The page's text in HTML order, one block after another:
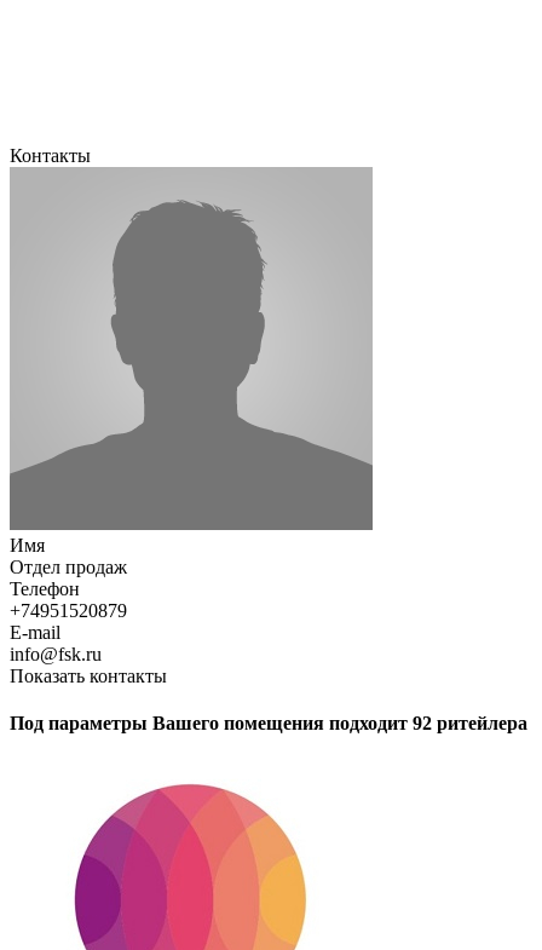
Контакты
Имя
Отдел продаж
Телефон
+74951520879
E-mail
info@fsk.ru
Показать контакты
Под параметры Вашего помещения подходит 92 ритейлера